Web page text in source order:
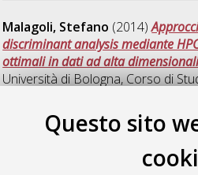
Questo sito
Malagoli, Stefano (2014)
discriminant analysis mediante
ottimali in dati ad alta
Università di Bologna, Corso di
Statistical
sequences: application to
Fisica [LM-